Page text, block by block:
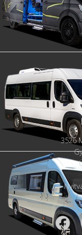
3526